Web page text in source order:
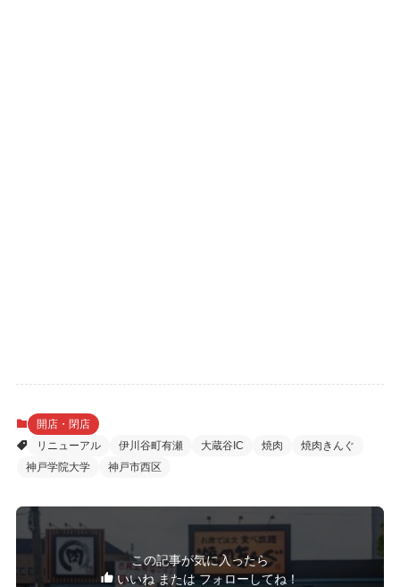
開店・閉店
リニューアル
伊川谷町有瀬 大蔵谷IC 焼肉
焼肉きんぐ
神戸学院大学
神戸市西区
この記事が気に入ったら
いいね または フォローしてね！